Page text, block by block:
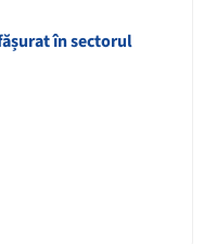
în sectorul